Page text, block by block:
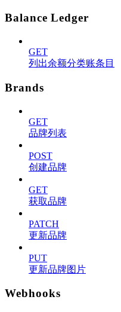
Balance Ledger
GET
列出余额分类账条目
Brands
GET
品牌列表
POST
创建品牌
GET
获取品牌
PATCH
更新品牌
PUT
更新品牌图片
Webhooks